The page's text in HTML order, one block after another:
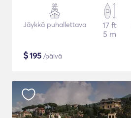
Jäykkä puhallettava
17 ft
5 m
$195 /päivä